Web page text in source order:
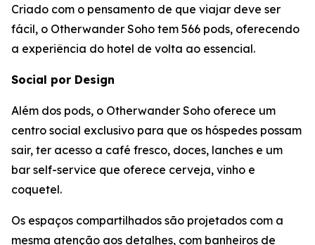
Criado com o pensamento de que viajar deve ser
fácil, o Otherwander Soho tem 566 pods, oferecendo
a experiência do hotel de volta ao essencial.
Social por Design
Além dos pods, o Otherwander Soho oferece um
centro social exclusivo para que os hóspedes possam
sair, ter acesso a café fresco, doces, lanches e um
bar self-service que oferece cerveja, vinho e
coquetel.
Os espaços compartilhados são projetados com a
mesma atenção aos detalhes, com banheiros de